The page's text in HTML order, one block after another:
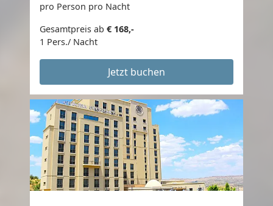
pro Person pro Nacht
Gesamtpreis ab € 168,-
1 Pers./ Nacht
Jetzt buchen